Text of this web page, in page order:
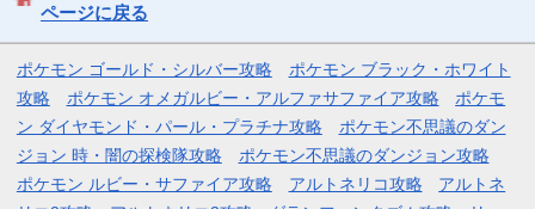
ページに戻る
ポケモン ゴールド・シルバー攻略
ポケモン ブラック・ホワイト
攻略
ポケモン オメガルビー・アルファサファイア攻略
ポケモ
ン ダイヤモンド・パール・プラチナ攻略
ポケモン不思議のダン
ジョン 時・闇の探検隊攻略
ポケモン不思議のダンジョン攻略
ポケモン ルビー・サファイア攻略
アルトネリコ攻略
アルトネ